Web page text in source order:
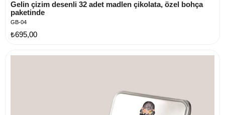
Gelin çizim desenli 32 adet madlen çikolata, özel bohça
paketinde
GB-04
₺695,00